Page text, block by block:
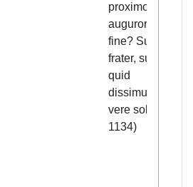
proximo, ut
auguror, rerum
fine? Sumus,
frater, sumus -
quid
dissimulem? -
vere soli; (p.
1134)